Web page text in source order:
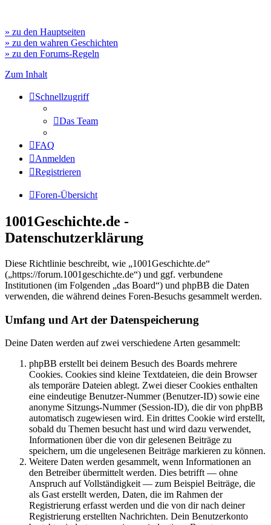
» zu den Hauptseiten
» zu den wahren Geschichten
» zu den Forums-Regeln
Zum Inhalt
Schnellzugriff
Das Team
FAQ
Anmelden
Registrieren
Foren-Übersicht
1001Geschichte.de -
Datenschutzerklärung
Diese Richtlinie beschreibt, wie „1001Geschichte.de“
(„https://forum.1001geschichte.de“) und ggf. verbundene
Institutionen (im Folgenden „das Board“) und phpBB die Daten
verwenden, die während deines Foren-Besuchs gesammelt werden.
Umfang und Art der Datenspeicherung
Deine Daten werden auf zwei verschiedene Arten gesammelt:
phpBB erstellt bei deinem Besuch des Boards mehrere
Cookies. Cookies sind kleine Textdateien, die dein Browser
als temporäre Dateien ablegt. Zwei dieser Cookies enthalten
eine eindeutige Benutzer-Nummer (Benutzer-ID) sowie eine
anonyme Sitzungs-Nummer (Session-ID), die dir von phpBB
automatisch zugewiesen wird. Ein drittes Cookie wird erstellt,
sobald du Themen besucht hast und wird dazu verwendet,
Informationen über die von dir gelesenen Beiträge zu
speichern, um die ungelesenen Beiträge markieren zu können.
Weitere Daten werden gesammelt, wenn Informationen an
den Betreiber übermittelt werden. Dies betrifft — ohne
Anspruch auf Vollständigkeit — zum Beispiel Beiträge, die
als Gast erstellt werden, Daten, die im Rahmen der
Registrierung erfasst werden und die von dir nach deiner
Registrierung erstellten Nachrichten. Dein Benutzerkonto